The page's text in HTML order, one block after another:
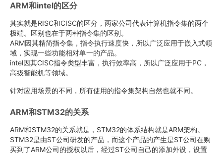
ARM和intel的区分
其实就是RISC和CISC的区分，两家公司代表计算机指令集的两个
极端。区别也在于两种指令集的区别。
ARM因其精简指令集，指令执行速度快，所以广泛应用于嵌入式领
域，实现一些功能相对单一的产品。
intel因其CISC指令类型丰富，执行效率高，所以广泛应用于PC，
高级智能机等领域。
针对应用场景的不同，所有使用的指令集架构自然也就不同。
ARM和STM32的关系
ARM和STM32的关系就是，STM32的体系结构就是ARM架构。
STM32是由ST公司研发的产品，而这个产品的产生是ST公司在购
买到了ARM公司的授权以后，经过ST公司自己的添加外设，设置